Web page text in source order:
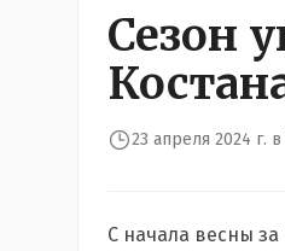
Сезон
23 апреля 2024 г. в
С начала весны